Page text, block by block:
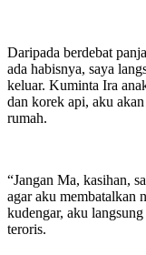
Daripada berdebat
ada habisnya, saya
keluar. Kuminta Ira
dan korek api, aku
rumah.
“Jangan Ma, kasihan,
agar aku membatalkan
kudengar, aku
teroris.